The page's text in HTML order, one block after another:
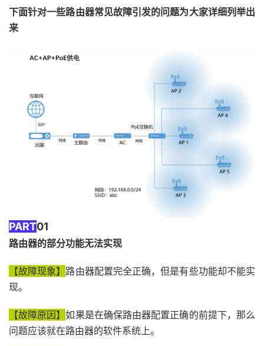
下面针对一些路由器常见故障引发的问题为大家详细列举出
来
PART01
路由器的部分功能无法实现
【故障现象】 路由器配置完全正确，但是有些功能却不能实
现。
【故障原因】如果是在确保路由器配置正确的前提下，那么
问题应该就在路由器的软件系统上。